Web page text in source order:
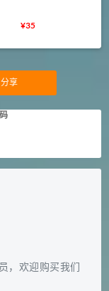
¥35
分享
，欢迎购买我们